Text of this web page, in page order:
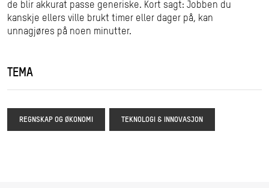
de blir akkurat passe generiske. Kort sagt: Jobben du
kanskje ellers ville brukt timer eller dager på, kan
unnagjøres på noen minutter.
TEMA
REGNSKAP OG ØKONOMI TEKNOLOGI & INNOVASJON